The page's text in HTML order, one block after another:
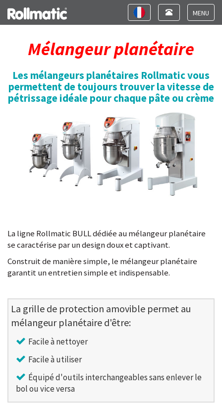
Toggle
Toggle
navigation
Toggle
navigation
Mélangeur planétaire
Les mélangeurs planétaires Rollmatic vous
permettent de toujours trouver la vitesse de
pétrissage idéale pour chaque pâte ou crème
La ligne Rollmatic BULL dédiée au mélangeur planétaire
se caractérise par un design doux et captivant.
Construit de manière simple, le mélangeur planétaire
garantit un entretien simple et indispensable.
La grille de protection amovible permet au
mélangeur planétaire d'être:
Facile à nettoyer
Facile à utiliser
Équipé d'outils interchangeables sans enlever le
bol ou vice versa